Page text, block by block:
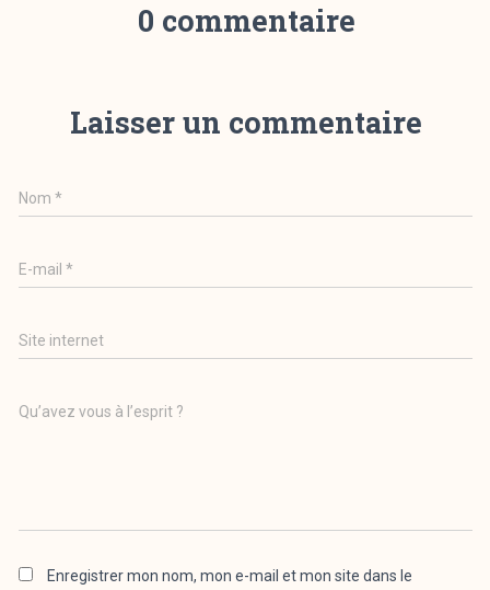
0 commentaire
Laisser un commentaire
Nom*
E-mail*
Site internet
Qu’avez vous à l’esprit ?
Enregistrer mon nom, mon e-mail et mon site dans le